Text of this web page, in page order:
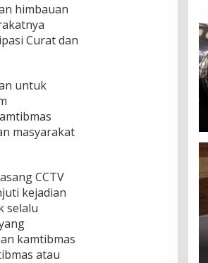
himbauan
Curat dan
untuk
masyarakat
CCTV
kejadian
selalu
kamtibmas
atau